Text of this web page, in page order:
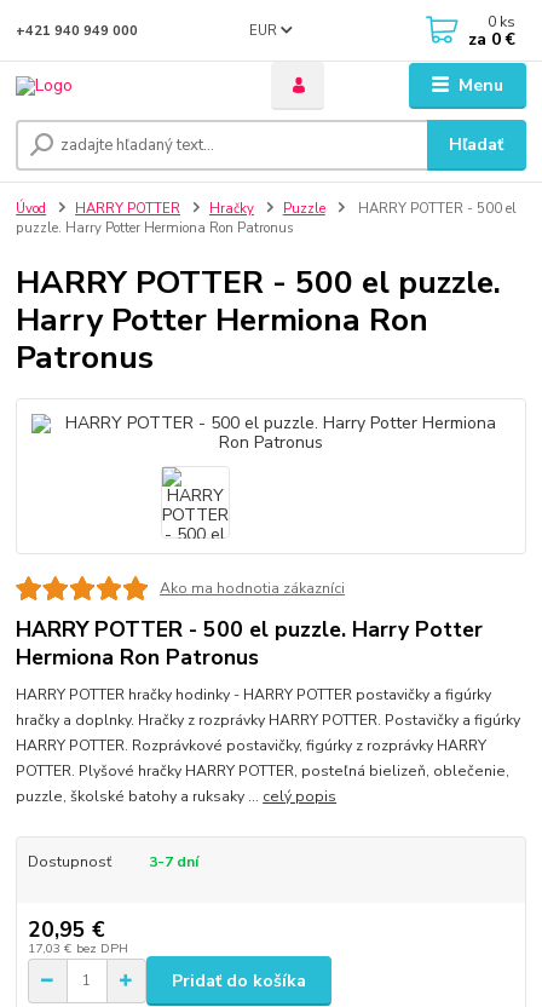
Menu
EUR
Hľadať
+421 940 949 000 0 ks
za 0 €
Úvod HARRY POTTER Hračky Puzzle
HARRY POTTER - 500 el
puzzle. Harry Potter Hermiona Ron Patronus
HARRY POTTER - 500 el puzzle.
Harry Potter Hermiona Ron
Patronus
Ako ma hodnotia zákazníci
HARRY POTTER - 500 el puzzle. Harry Potter
Hermiona Ron Patronus
HARRY POTTER hračky hodinky - HARRY POTTER postavičky a figúrky
hračky a doplnky. Hračky z rozprávky HARRY POTTER. Postavičky a figúrky
HARRY POTTER. Rozprávkové postavičky, figúrky z rozprávky HARRY
POTTER. Plyšové hračky HARRY POTTER, posteľná bielizeň, oblečenie,
puzzle, školské batohy a ruksaky ... celý popis
Dostupnosť 3-7 dní
20,95 €
17,03 € bez DPH
Pridať do košíka